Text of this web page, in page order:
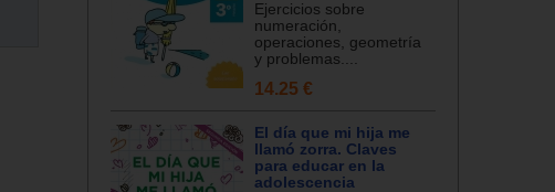
Ejercicios sobre
numeración,
operaciones, geometría
y problemas....
14.25 €
El día que mi hija me
llamó zorra. Claves
para educar en la
adolescencia